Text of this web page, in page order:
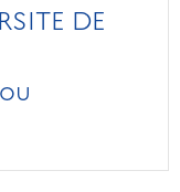
DE